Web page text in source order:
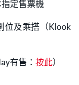
定售票機
位及乘搭（Klook
有售： 按此）